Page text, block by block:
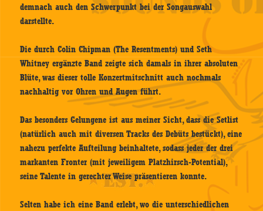
demnach auch den Schwerpunkt bei der Songauswahl
darstellte.
Die durch Colin Chipman (The Resentments) und Seth
Whitney ergänzte Band zeigte sich damals in ihrer absoluten
Blüte, was dieser tolle Konzertmitschnitt auch nochmals
nachhaltig vor Ohren und Augen führt.
Das besonders Gelungene ist aus meiner Sicht, dass die Setlist
(natürlich auch mit diversen Tracks des Debüts bestückt), eine
nahezu perfekte Aufteilung beinhaltete, sodass jeder der drei
markanten Fronter (mit jeweiligem Platzhirsch-Potential),
seine Talente in gerechter Weise präsentieren konnte.
Selten habe ich eine Band erlebt, wo die unterschiedlichen